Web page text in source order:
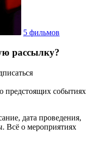
5 фильмов
рассылку?
предстоящих событиях
дата проведения,
Всё о мероприятиях